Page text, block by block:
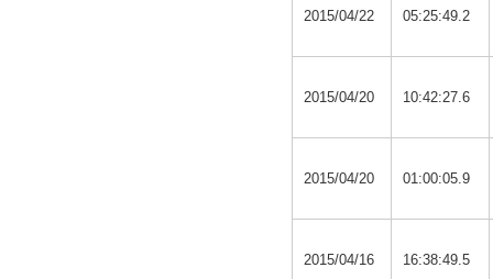
2015/04/22 05:25:49.2
2015/04/20 10:42:27.6
2015/04/20 01:00:05.9
2015/04/16 16:38:49.5